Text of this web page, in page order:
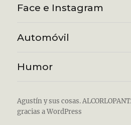
Face e Instagram
Automóvil
Humor
Agustín y sus cosas.
gracias a WordPress